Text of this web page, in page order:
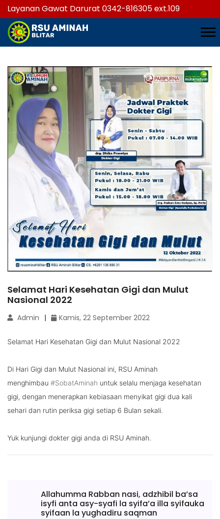
Layanan Gawat Darurat 0342-816305 ext.109
Selamat Hari Kesehatan Gigi dan Mulut
Nasional 2022
Admin Kamis, 22 September 2022
Selamat Hari Kesehatan Gigi dan Mulut Nasional 2022
Di Hari Gigi dan Mulut Nasional ini, RSU Aminah
menghimbau #SobatAminah untuk selalu menjaga kesehatan
gigi, dengan menerapkan kebiasaan menyikat gigi dua kali
sehari dan rutin periksa gigi setiap 6 Bulan sekali.
Yuk kunjungi dokter gigi anda di RSU Aminah.
Allahumma Rabban nasi, adzhibil ba’sa
isyfi anta asy-syafi la syifa’a illa syifauka
syifaan la yughadiru saqman